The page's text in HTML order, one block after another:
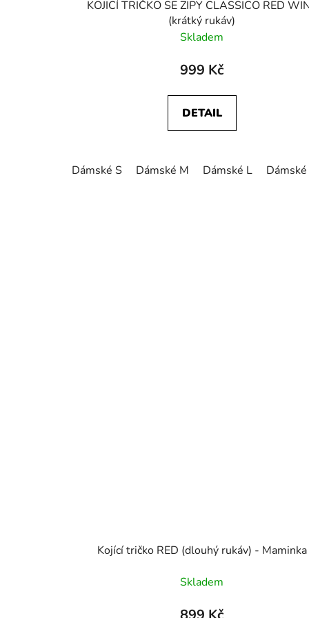
KOJICÍ TRIČKO SE ZIPY CLASSICO RED
(krátký rukáv)
Skladem
999 Kč
DETAIL
Dámské S Dámské M Dámské L
Kojící tričko RED (dlouhý rukáv) - Maminka
Skladem